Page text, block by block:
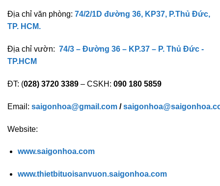
Địa chỉ văn phòng: 74/2/1D đường 36, KP37, P.Thủ Đức,
TP. HCM.
Địa chỉ vườn: 74/3 – Đường 36 – KP.37 – P. Thủ Đức -
TP.HCM
ĐT: (028) 3720 3389 – CSKH: 090 180 5859
Email: saigonhoa@gmail.com /
Website:
www.saigonhoa.com
www.thietbituoisanvuon.saigonhoa.com